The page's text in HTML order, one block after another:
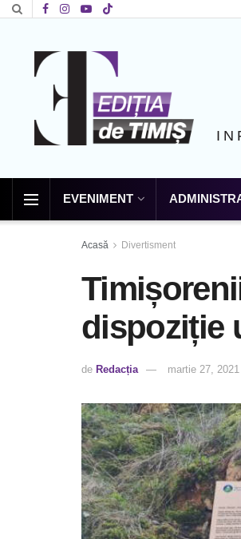
EVENIMENT
Acasă Divertisment
dispoziție
de Redacția martie 27,